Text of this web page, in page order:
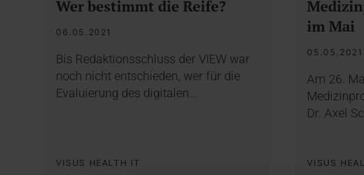
Wer bestimmt die Reife?
06.05.2021
Bis Redaktionsschluss der VIEW war
noch nicht entschieden, wer für die
Evaluierung des digitalen…
VISUS HEALTH IT
im Mai
05.05.2021
Am 26.
Dr. Axel
VISUS